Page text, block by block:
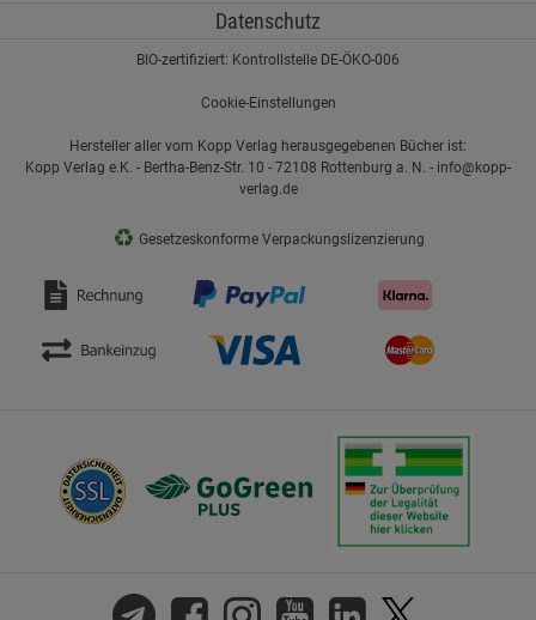
Datenschutz
BIO-zertifiziert: Kontrollstelle DE-ÖKO-006
Cookie-Einstellungen
Hersteller aller vom Kopp Verlag herausgegebenen Bücher ist:
Kopp Verlag e.K. - Bertha-Benz-Str. 10 - 72108 Rottenburg a. N. - info@kopp-
verlag.de
♻ Gesetzeskonforme Verpackungslizenzierung